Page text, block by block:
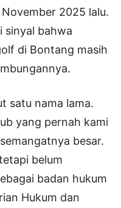
2025 lalu.
sinyal bahwa
di Bontang masih
satu nama lama.
yang pernah kami
besar.
belum
badan hukum
Hukum dan